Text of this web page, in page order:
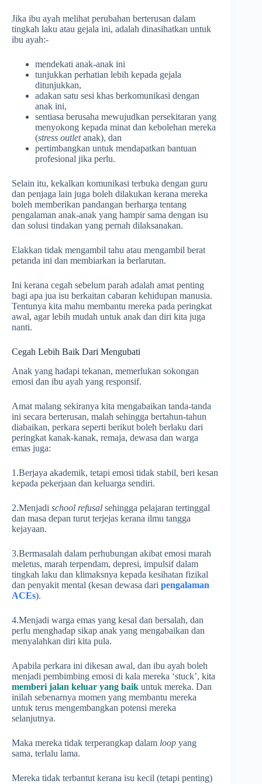
Jika ibu ayah melihat perubahan berterusan dalam
tingkah laku atau gejala ini, adalah dinasihatkan untuk
ibu ayah:-
mendekati anak-anak ini
tunjukkan perhatian lebih kepada gejala
ditunjukkan,
adakan satu sesi khas berkomunikasi dengan
anak ini,
sentiasa berusaha mewujudkan persekitaran yang
menyokong kepada minat dan kebolehan mereka
(stress outletanak), dan
pertimbangkan untuk mendapatkan bantuan
profesional jika perlu.
Selain itu, kekalkan komunikasi terbuka dengan guru
dan penjaga lain juga boleh dilakukan kerana mereka
boleh memberikan pandangan berharga tentang
pengalaman anak-anak yang hampir sama dengan isu
dan solusi tindakan yang pernah dilaksanakan.
Elakkan tidak mengambil tahu atau mengambil berat
petanda ini dan membiarkan ia berlarutan.
Ini kerana cegah sebelum parah adalah amat penting
bagi apa jua isu berkaitan cabaran kehidupan manusia.
Tentunya kita mahu membantu mereka pada peringkat
awal, agar lebih mudah untuk anak dan diri kita juga
nanti.
Cegah Lebih Baik Dari Mengubati
Anak yang hadapi tekanan, memerlukan sokongan
emosi dan ibu ayah yang responsif.
Amat malang sekiranya kita mengabaikan tanda-tanda
ini secara berterusan, malah sehingga bertahun-tahun
diabaikan, perkara seperti berikut boleh berlaku dari
peringkat kanak-kanak, remaja, dewasa dan warga
emas juga:
1.Berjaya akademik, tetapi emosi tidak stabil, beri kesan
kepada pekerjaan dan keluarga sendiri.
2.Menjadi school refusal sehingga pelajaran tertinggal
dan masa depan turut terjejas kerana ilmu tangga
kejayaan.
3.Bermasalah dalam perhubungan akibat emosi marah
meletus, marah terpendam, depresi, impulsif dalam
tingkah laku dan klimaksnya kepada kesihatan fizikal
dan penyakit mental (kesan dewasa dari pengalaman
ACEs).
4.Menjadi warga emas yang kesal dan bersalah, dan
perlu menghadap sikap anak yang mengabaikan dan
menyalahkan diri kita pula.
Apabila perkara ini dikesan awal, dan ibu ayah boleh
menjadi pembimbing emosi di kala mereka ‘stuck’, kita
memberi jalan keluar yang baik untuk mereka. Dan
inilah sebenarnya momen yang membantu mereka
untuk terus mengembangkan potensi mereka
selanjutnya.
Maka mereka tidak terperangkap dalam loop yang
sama, terlalu lama.
Mereka tidak terbantut kerana isu kecil (tetapi penting)